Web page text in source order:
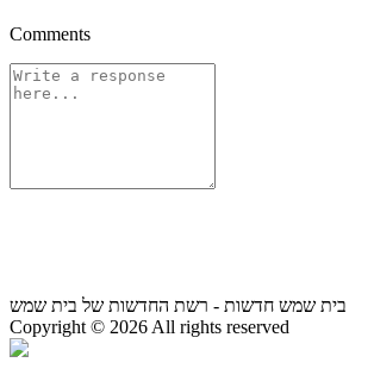
Comments
בית שמש חדשות - רשת החדשות של בית שמש
Copyright © 2026 All rights reserved